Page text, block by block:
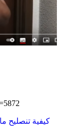
كيفية تنصليح